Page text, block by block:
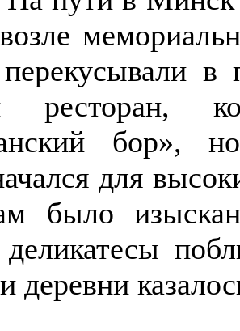
перекусывали
ресторан,
бор»,
для
было
деревни